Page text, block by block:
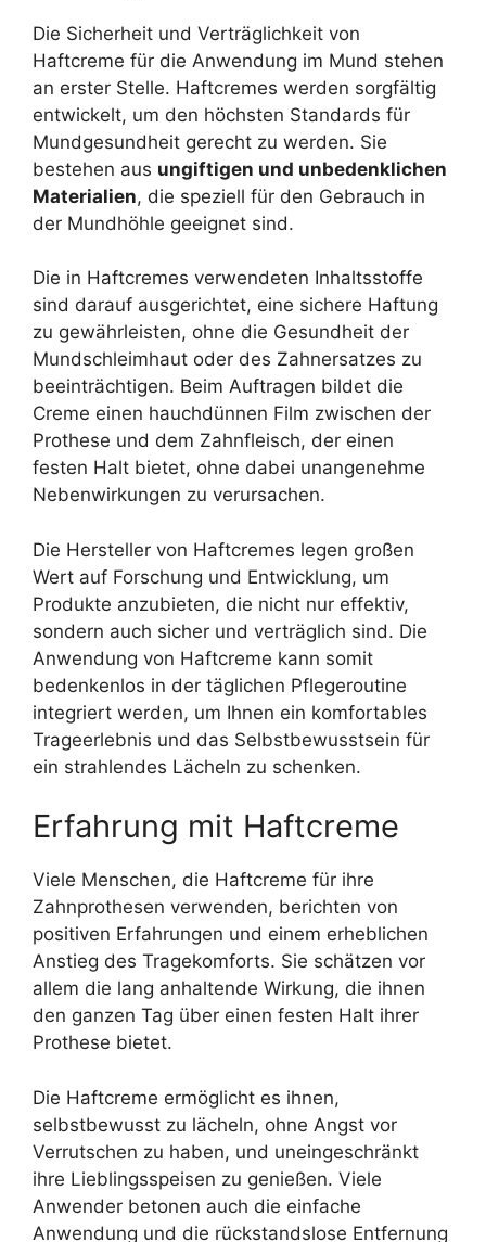
Die Sicherheit und Verträglichkeit von
Haftcreme für die Anwendung im Mund stehen
an erster Stelle. Haftcremes werden sorgfältig
entwickelt, um den höchsten Standards für
Mundgesundheit gerecht zu werden. Sie
bestehen aus ungiftigen und unbedenklichen
Materialien, die speziell für den Gebrauch in
der Mundhöhle geeignet sind.
Die in Haftcremes verwendeten Inhaltsstoffe
sind darauf ausgerichtet, eine sichere Haftung
zu gewährleisten, ohne die Gesundheit der
Mundschleimhaut oder des Zahnersatzes zu
beeinträchtigen. Beim Auftragen bildet die
Creme einen hauchdünnen Film zwischen der
Prothese und dem Zahnfleisch, der einen
festen Halt bietet, ohne dabei unangenehme
Nebenwirkungen zu verursachen.
Die Hersteller von Haftcremes legen großen
Wert auf Forschung und Entwicklung, um
Produkte anzubieten, die nicht nur effektiv,
sondern auch sicher und verträglich sind. Die
Anwendung von Haftcreme kann somit
bedenkenlos in der täglichen Pflegeroutine
integriert werden, um Ihnen ein komfortables
Trageerlebnis und das Selbstbewusstsein für
ein strahlendes Lächeln zu schenken.
Erfahrung mit Haftcreme
Viele Menschen, die Haftcreme für ihre
Zahnprothesen verwenden, berichten von
positiven Erfahrungen und einem erheblichen
Anstieg des Tragekomforts. Sie schätzen vor
allem die lang anhaltende Wirkung, die ihnen
den ganzen Tag über einen festen Halt ihrer
Prothese bietet.
Die Haftcreme ermöglicht es ihnen,
selbstbewusst zu lächeln, ohne Angst vor
Verrutschen zu haben, und uneingeschränkt
ihre Lieblingsspeisen zu genießen. Viele
Anwender betonen auch die einfache
Anwendung und die rückstandslose Entfernung